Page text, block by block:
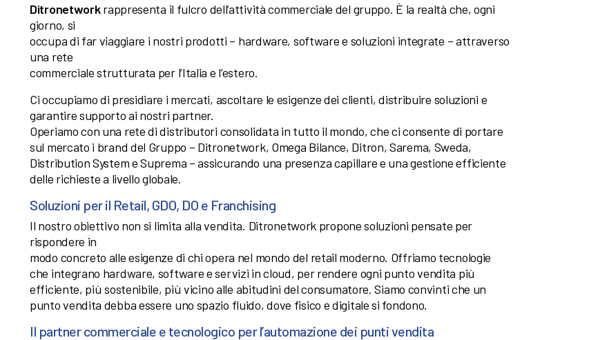
Ditronetworkrappresenta il fulcro dell’attività commerciale del gruppo. È la realtà che, ogni
giorno, si
occupa di far viaggiare i nostri prodotti – hardware, software e soluzioni integrate – attraverso
una rete
commerciale strutturata per l’Italia e l’estero.
Ci occupiamo di presidiare i mercati, ascoltare le esigenze dei clienti, distribuire soluzioni e
garantire supporto ai nostri partner.
Operiamo con una rete di distributori consolidata in tutto il mondo, che ci consente di portare
sul mercato i brand del Gruppo – Ditronetwork, Omega Bilance, Ditron, Sarema, Sweda,
Distribution System e Suprema – assicurando una presenza capillare e una gestione efficiente
delle richieste a livello globale.
Soluzioni per il Retail, GDO, DO e Franchising
Il nostro obiettivo non si limita alla vendita. Ditronetwork propone soluzioni pensate per
rispondere in
modo concreto alle esigenze di chi opera nel mondo del retail moderno. Offriamo tecnologie
che integrano hardware, software e servizi in cloud, per rendere ogni punto vendita più
efficiente, più sostenibile, più vicino alle abitudini del consumatore. Siamo convinti che un
punto vendita debba essere uno spazio fluido, dove fisico e digitale si fondono.
Il partner commerciale e tecnologico per l’automazione dei punti vendita